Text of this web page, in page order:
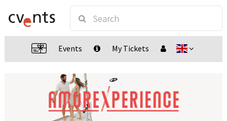
Events My Tickets